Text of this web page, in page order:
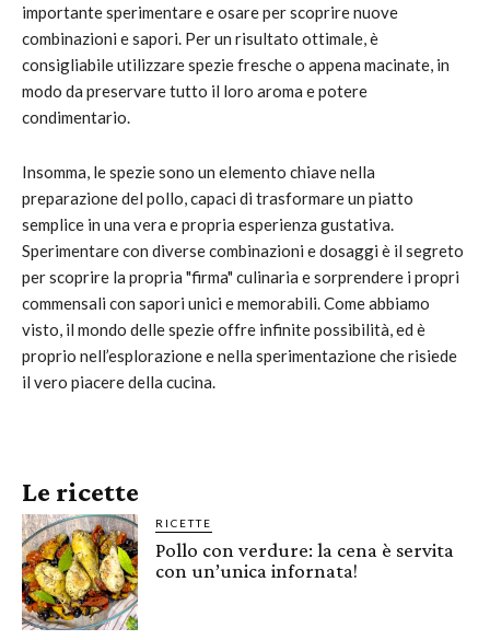
importante sperimentare e osare per scoprire nuove
combinazioni e sapori. Per un risultato ottimale, è
consigliabile utilizzare spezie fresche o appena macinate, in
modo da preservare tutto il loro aroma e potere
condimentario.
Insomma, le spezie sono un elemento chiave nella
preparazione del pollo, capaci di trasformare un piatto
semplice in una vera e propria esperienza gustativa.
Sperimentare con diverse combinazioni e dosaggi è il segreto
per scoprire la propria "firma" culinaria e sorprendere i propri
commensali con sapori unici e memorabili. Come abbiamo
visto, il mondo delle spezie offre infinite possibilità, ed è
proprio nell’esplorazione e nella sperimentazione che risiede
il vero piacere della cucina.
Le ricette
RICETTE
Pollo con verdure: la cena è servita
con un’unica infornata!